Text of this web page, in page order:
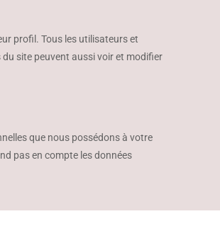
profil. Tous les utilisateurs et
site peuvent aussi voir et modifier
que nous possédons à votre
pas en compte les données